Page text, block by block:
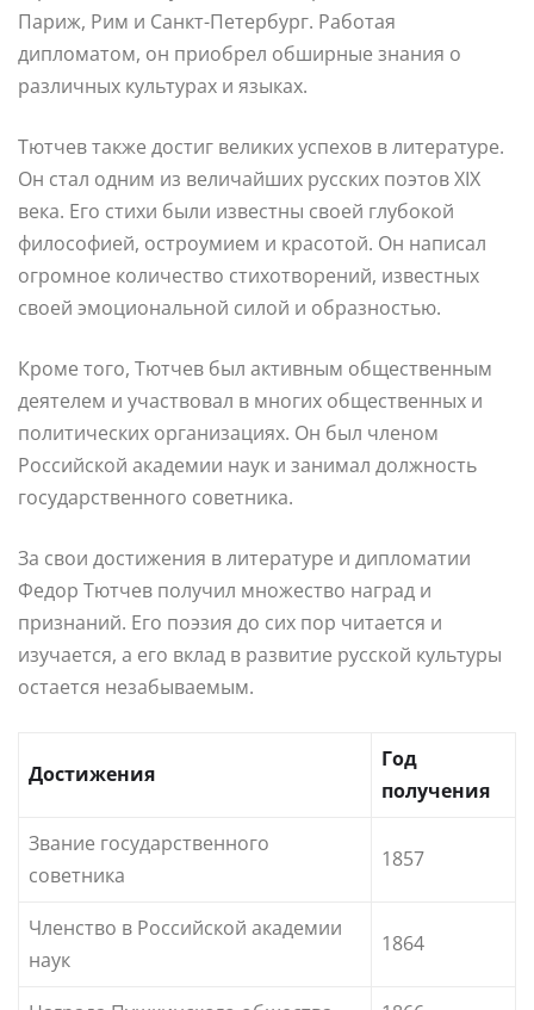
Париж, Рим и Санкт-Петербург. Работая
дипломатом, он приобрел обширные знания о
различных культурах и языках.
Тютчев также достиг великих успехов в литературе.
Он стал одним из величайших русских поэтов XIX
века. Его стихи были известны своей глубокой
философией, остроумием и красотой. Он написал
огромное количество стихотворений, известных
своей эмоциональной силой и образностью.
Кроме того, Тютчев был активным общественным
деятелем и участвовал в многих общественных и
политических организациях. Он был членом
Российской академии наук и занимал должность
государственного советника.
За свои достижения в литературе и дипломатии
Федор Тютчев получил множество наград и
признаний. Его поэзия до сих пор читается и
изучается, а его вклад в развитие русской культуры
остается незабываемым.
Достижения
Год
получения
Звание государственного
советника
1857
Членство в Российской академии
наук
1864